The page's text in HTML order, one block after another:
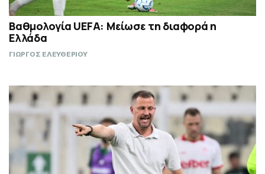
Βαθμολογία UEFA: Μείωσε τη διαφορά η
Ελλάδα
ΓΙΩΡΓΟΣ ΕΛΕΥΘΕΡΙΟΥ